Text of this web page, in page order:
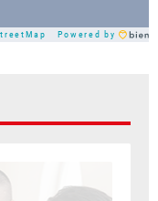
Powered by